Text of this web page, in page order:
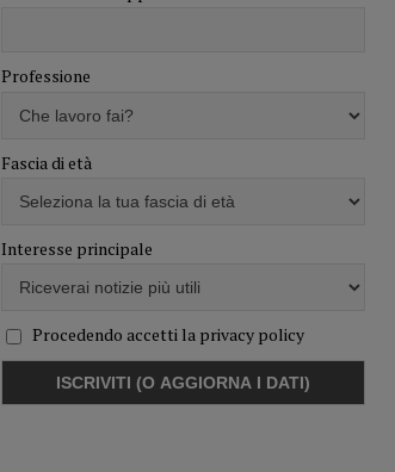
Professione
Fascia di età
Interesse principale
Procedendo accetti la privacy policy